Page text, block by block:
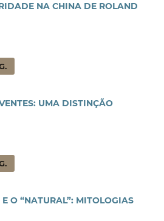
NA CHINA DE ROLAND
UMA DISTINÇÃO
E O “NATURAL”: MITOLOGIAS